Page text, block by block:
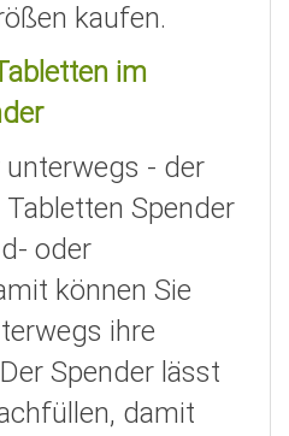
kaufen.
im
unterwegs - der
Spender
oder
können Sie
ihre
Spender lässt
damit